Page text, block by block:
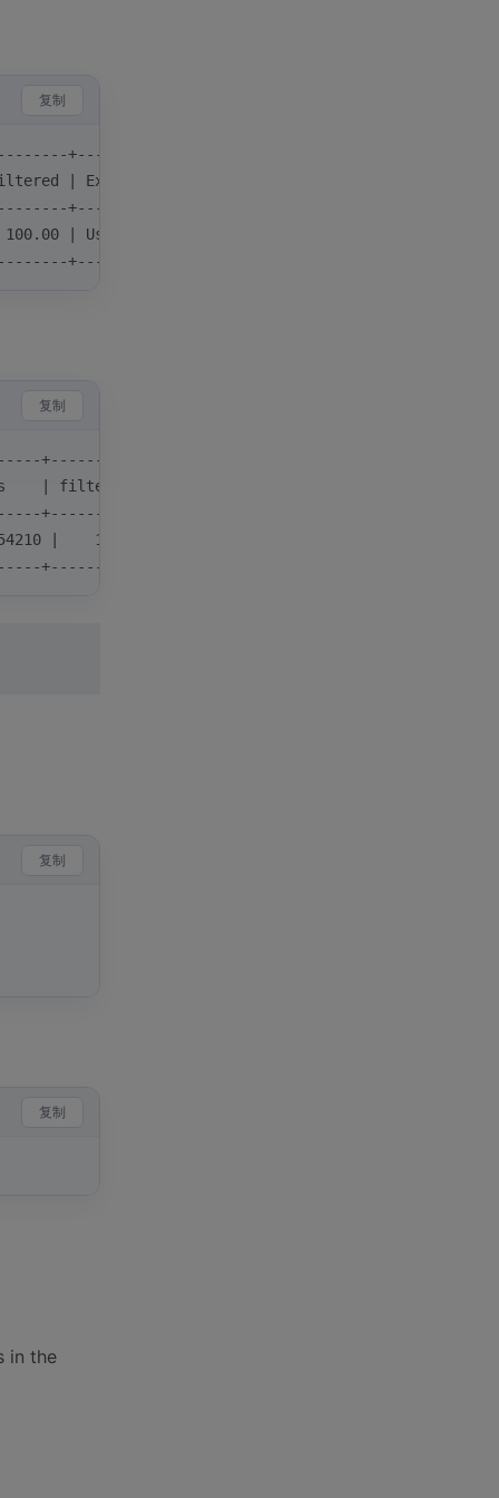
复制
+-------------+
| Extra       |
+-------------+
| Using where |
+-------------+
复制
+----------+-------------+
| filtered | Extra       |
+----------+-------------+
|    10.00 | Using where |
+----------+-------------+
复制
复制
in the